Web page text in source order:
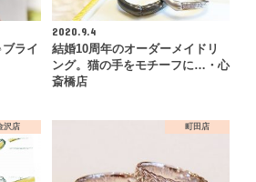
ライ
2020.9.4
結婚10周年のオーダーメイドリ
ング。猫の手をモチーフに…・心
斎橋店
沢店 町田店